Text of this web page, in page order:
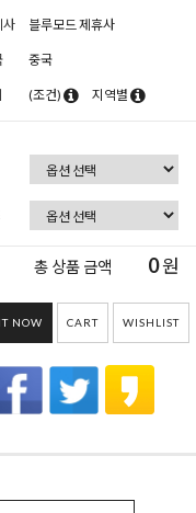
사 블루모드 제휴사
중국
(조건) 지역별
총 상품 금액 0원
NOW CART WISHLIST